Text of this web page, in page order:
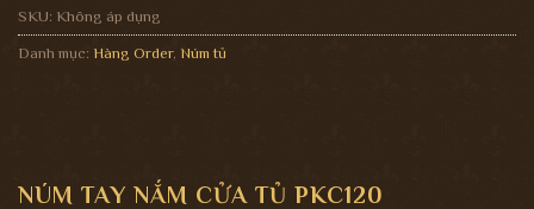
SKU: Không áp dụng
Danh mục: Hàng Order, Núm tủ
NÚM TAY NẮM CỬA TỦ PKC120